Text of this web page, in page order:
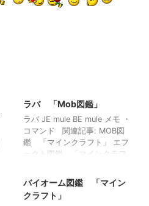
ラバ 「Mob図鑑」
ラバ JE mule BE mule メモ ・
コマンド 関連記事: MOB図
鑑 「マインクラフト」 エフ
ェクト図鑑 「マインクラフ
フト」 エンティティ図鑑
「マインクラフト」
バイオーム図鑑 「マイン
クラフト」